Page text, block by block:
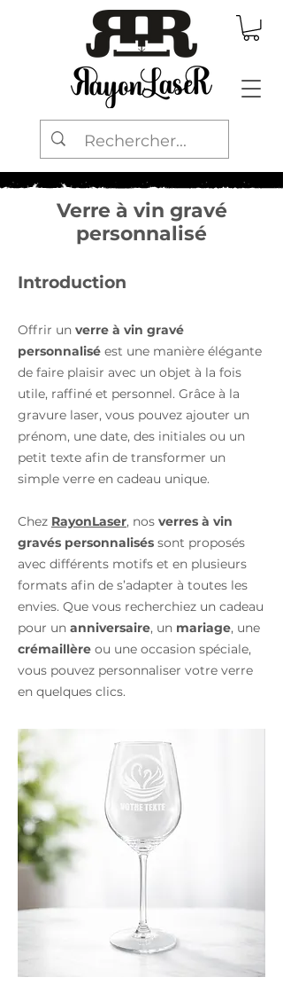
Verre à vin gravé
personnalisé
Introduction
Offrir un verre à vin gravé
personnalisé est une manière élégante
de faire plaisir avec un objet à la fois
utile, raffiné et personnel. Grâce à la
gravure laser, vous pouvez ajouter un
prénom, une date, des initiales ou un
petit texte afin de transformer un
simple verre en cadeau unique.
Chez RayonLaser, nos verres à vin
gravés personnalisés sont proposés
avec différents motifs et en plusieurs
formats afin de s’adapter à toutes les
envies. Que vous recherchiez un cadeau
pour un anniversaire, un mariage, une
crémaillère ou une occasion spéciale,
vous pouvez personnaliser votre verre
en quelques clics.